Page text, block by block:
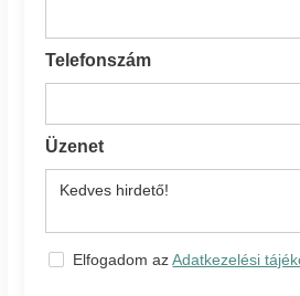
Telefonszám
Üzenet
Elfogadom azAdatkezelési